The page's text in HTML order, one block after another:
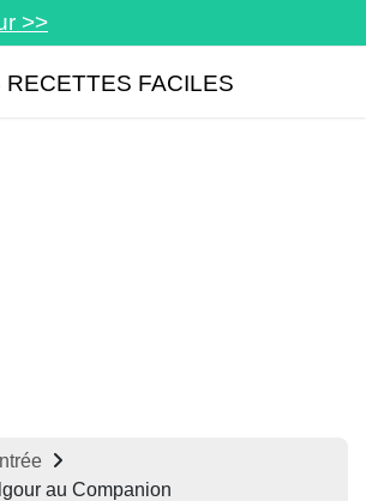
>>
RECETTES FACILES
au Companion